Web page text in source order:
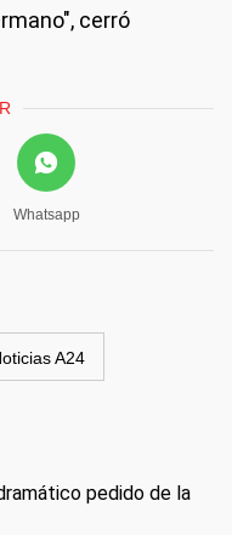
cerró
Whatsapp
A24
pedido de la